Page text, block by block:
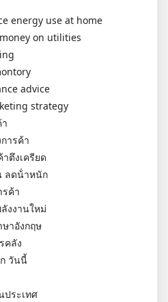
energy use at home
on utilities
advice
strategy
ารค้า
าตึงเครียด
ลดน้ําหนัก
ค้า
งงานใหม่
ษาอังกฤษ
คลัง
วันนี้
ประเทศ